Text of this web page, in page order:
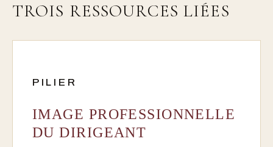
TROIS RESSOURCES LIÉES
PILIER
IMAGE PROFESSIONNELLE
DU DIRIGEANT